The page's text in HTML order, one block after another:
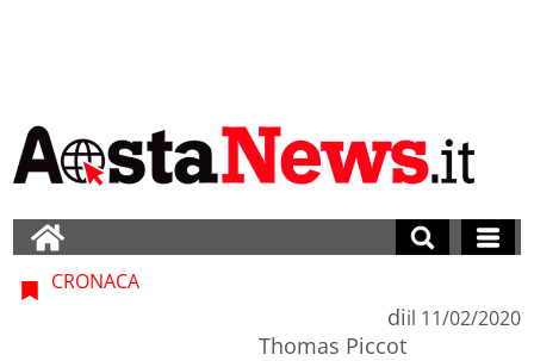
CRONACA
di
Thomas Piccot
il 11/02/2020